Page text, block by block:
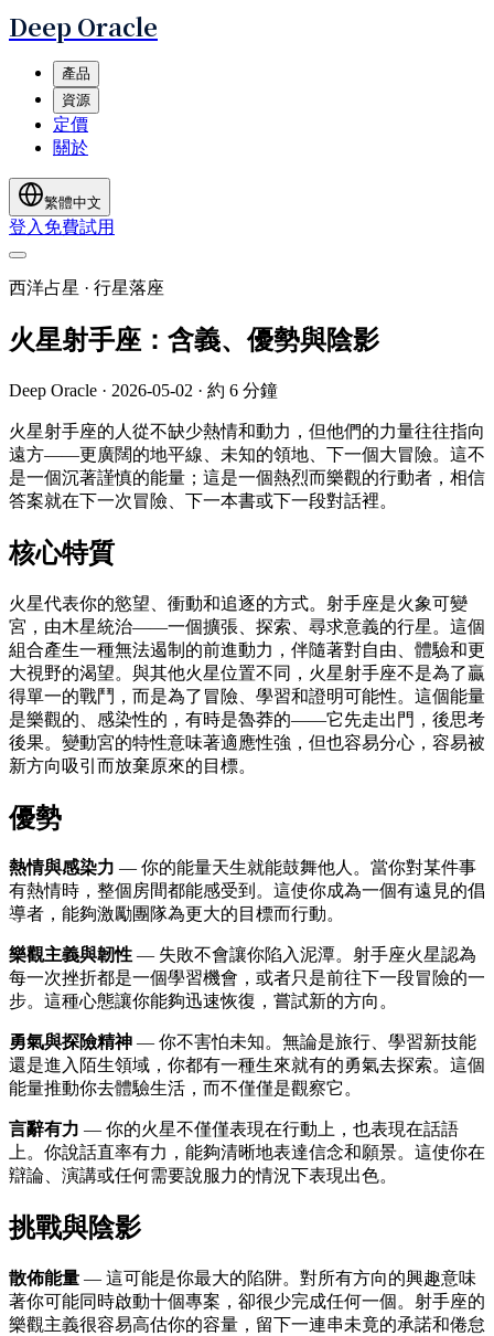
Deep Oracle
產品
資源
定價
關於
繁體中文
登入 免費試用
西洋占星 · 行星落座
火星射手座：含義、優勢與陰影
Deep Oracle · 2026-05-02 · 約 6 分鐘
火星射手座的人從不缺少熱情和動力，但他們的力量往往指向
遠方——更廣闊的地平線、未知的領地、下一個大冒險。這不
是一個沉著謹慎的能量；這是一個熱烈而樂觀的行動者，相信
答案就在下一次冒險、下一本書或下一段對話裡。
核心特質
火星代表你的慾望、衝動和追逐的方式。射手座是火象可變
宮，由木星統治——一個擴張、探索、尋求意義的行星。這個
組合產生一種無法遏制的前進動力，伴隨著對自由、體驗和更
大視野的渴望。與其他火星位置不同，火星射手座不是為了贏
得單一的戰鬥，而是為了冒險、學習和證明可能性。這個能量
是樂觀的、感染性的，有時是魯莽的——它先走出門，後思考
後果。變動宮的特性意味著適應性強，但也容易分心，容易被
新方向吸引而放棄原來的目標。
優勢
熱情與感染力 — 你的能量天生就能鼓舞他人。當你對某件事
有熱情時，整個房間都能感受到。這使你成為一個有遠見的倡
導者，能夠激勵團隊為更大的目標而行動。
樂觀主義與韌性 — 失敗不會讓你陷入泥潭。射手座火星認為
每一次挫折都是一個學習機會，或者只是前往下一段冒險的一
步。這種心態讓你能夠迅速恢復，嘗試新的方向。
勇氣與探險精神 — 你不害怕未知。無論是旅行、學習新技能
還是進入陌生領域，你都有一種生來就有的勇氣去探索。這個
能量推動你去體驗生活，而不僅僅是觀察它。
言辭有力 — 你的火星不僅僅表現在行動上，也表現在話語
上。你說話直率有力，能夠清晰地表達信念和願景。這使你在
辯論、演講或任何需要說服力的情況下表現出色。
挑戰與陰影
散佈能量 — 這可能是你最大的陷阱。對所有方向的興趣意味
著你可能同時啟動十個專案，卻很少完成任何一個。射手座的
樂觀主義很容易高估你的容量，留下一連串未竟的承諾和倦怠